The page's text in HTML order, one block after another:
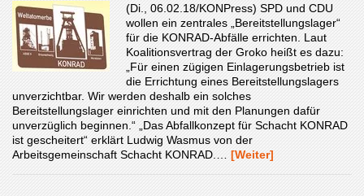
(Di., 06.02.18/KONPress) SPD und CDU
wollen ein zentrales „Bereitstellungslager“
für die KONRAD-Abfälle errichten. Laut
Koalitionsvertrag der Groko heißt es dazu:
„Für einen zügigen Einlagerungsbetrieb ist
die Errichtung eines Bereitstellungslagers
unverzichtbar. Wir werden deshalb ein solches
Bereitstellungslager einrichten und mit den Planungen dafür
unverzüglich beginnen.“ „Das Abfallkonzept für Schacht KONRAD
ist gescheitert“ erklärt Ludwig Wasmus von der
Arbeitsgemeinschaft Schacht KONRAD.… [Weiter]